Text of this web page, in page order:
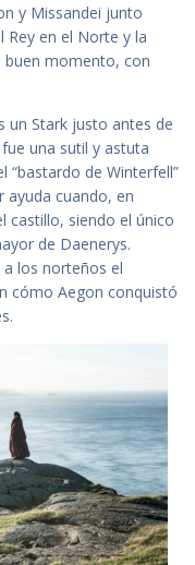
y Missandei junto
Rey en el Norte y la
buen momento, con
un Stark justo antes de
una sutil y astuta
“bastardo de Winterfell”
ayuda cuando, en
castillo, siendo el único
de Daenerys.
los norteños el
cómo Aegon conquistó